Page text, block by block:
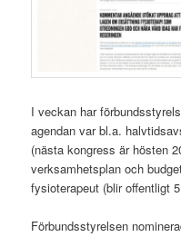
I veckan har
agendan var bl.a.
(nästa kongress är hösten
verksamhetsplan och
fysioterapeut (blir offentligt
Förbundsstyrelsen